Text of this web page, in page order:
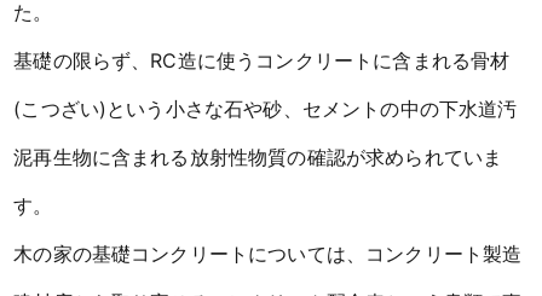
た。
基礎の限らず、RC造に使うコンクリートに含まれる骨材
(こつざい)という小さな石や砂、セメントの中の下水道汚
泥再生物に含まれる放射性物質の確認が求められていま
す。
木の家の基礎コンクリートについては、コンクリート製造